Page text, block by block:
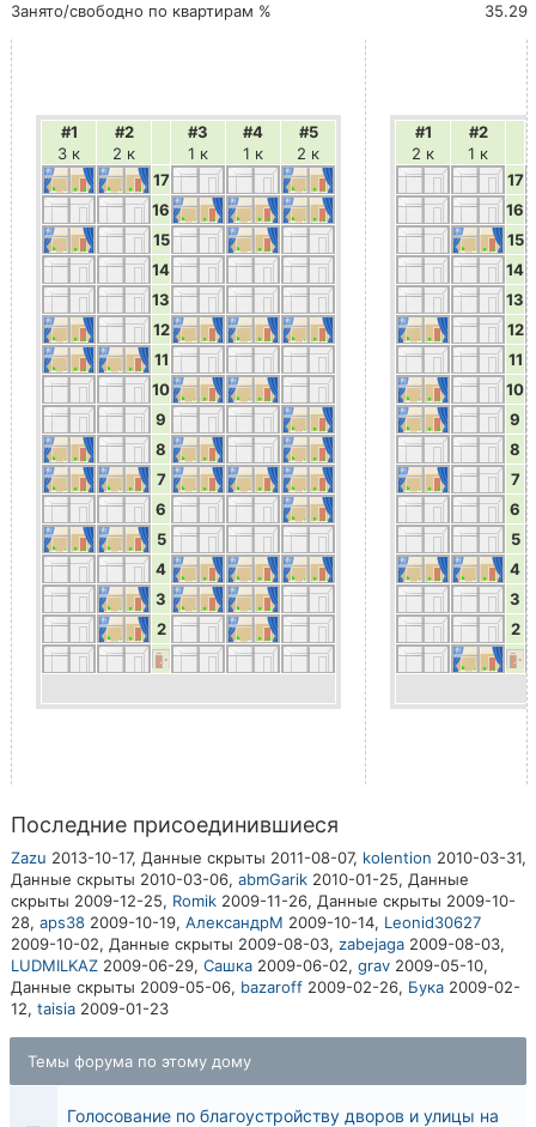
35.29
Занято/свободно по квартирам %
#1
3 к
#2
2 к
#3
1 к
#4
1 к
#5
2 к
17
16
15
14
13
12
11
10
9
8
7
6
5
4
3
2
#1
2 к
#2
1 к
17
16
15
14
13
12
11
10
9
8
7
6
5
4
3
2
Последние присоединившиеся
Zazu 2013-10-17, Данные скрыты 2011-08-07, kolention 2010-03-31,
Данные скрыты 2010-03-06, abmGarik 2010-01-25, Данные
скрыты 2009-12-25, Romik 2009-11-26, Данные скрыты 2009-10-
28, aps38 2009-10-19, АлександрМ 2009-10-14, Leonid30627
2009-10-02, Данные скрыты 2009-08-03, zabejaga 2009-08-03,
LUDMILKAZ 2009-06-29, Сашка 2009-06-02, grav 2009-05-10,
Данные скрыты 2009-05-06, bazaroff 2009-02-26, Бука 2009-02-
12, taisia 2009-01-23
Темы форума по этому дому
Голосование по благоустройству дворов и улицы на